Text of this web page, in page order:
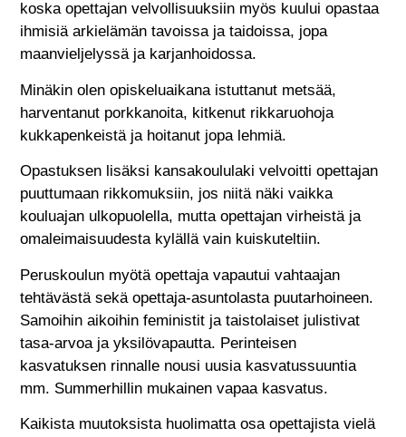
koska opettajan velvollisuuksiin myös kuului opastaa
ihmisiä arkielämän tavoissa ja taidoissa, jopa
maanvieljelyssä ja karjanhoidossa.
Minäkin olen opiskeluaikana istuttanut metsää,
harventanut porkkanoita, kitkenut rikkaruohoja
kukkapenkeistä ja hoitanut jopa lehmiä.
Opastuksen lisäksi kansakoululaki velvoitti opettajan
puuttumaan rikkomuksiin, jos niitä näki vaikka
kouluajan ulkopuolella, mutta opettajan virheistä ja
omaleimaisuudesta kylällä vain kuiskuteltiin.
Peruskoulun myötä opettaja vapautui vahtaajan
tehtävästä sekä opettaja-asuntolasta puutarhoineen.
Samoihin aikoihin feministit ja taistolaiset julistivat
tasa-arvoa ja yksilövapautta. Perinteisen
kasvatuksen rinnalle nousi uusia kasvatussuuntia
mm. Summerhillin mukainen vapaa kasvatus.
Kaikista muutoksista huolimatta osa opettajista vielä